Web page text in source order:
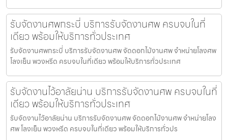
รับจัดงานศพกระบี่ บริการรับจัดงานศพ ครบจบในที่
เดียว พร้อมให้บริการทั่วประเทศ
รับจัดงานศพกระบี่ บริการรับจัดงานศพ จัดดอกไม้งานศพ จำหน่ายโลงศพ
โลงเย็น พวงหรีด ครบจบในที่เดียว พร้อมให้บริการทั่วประเทศ
รับจัดงานไว้อาลัยน่าน บริการรับจัดงานศพ ครบจบในที่
เดียว พร้อมให้บริการทั่วประเทศ
รับจัดงานไว้อาลัยน่าน บริการรับจัดงานศพ จัดดอกไม้งานศพ จำหน่ายโลง
ศพ โลงเย็น พวงหรีด ครบจบในที่เดียว พร้อมให้บริการทั่วปร